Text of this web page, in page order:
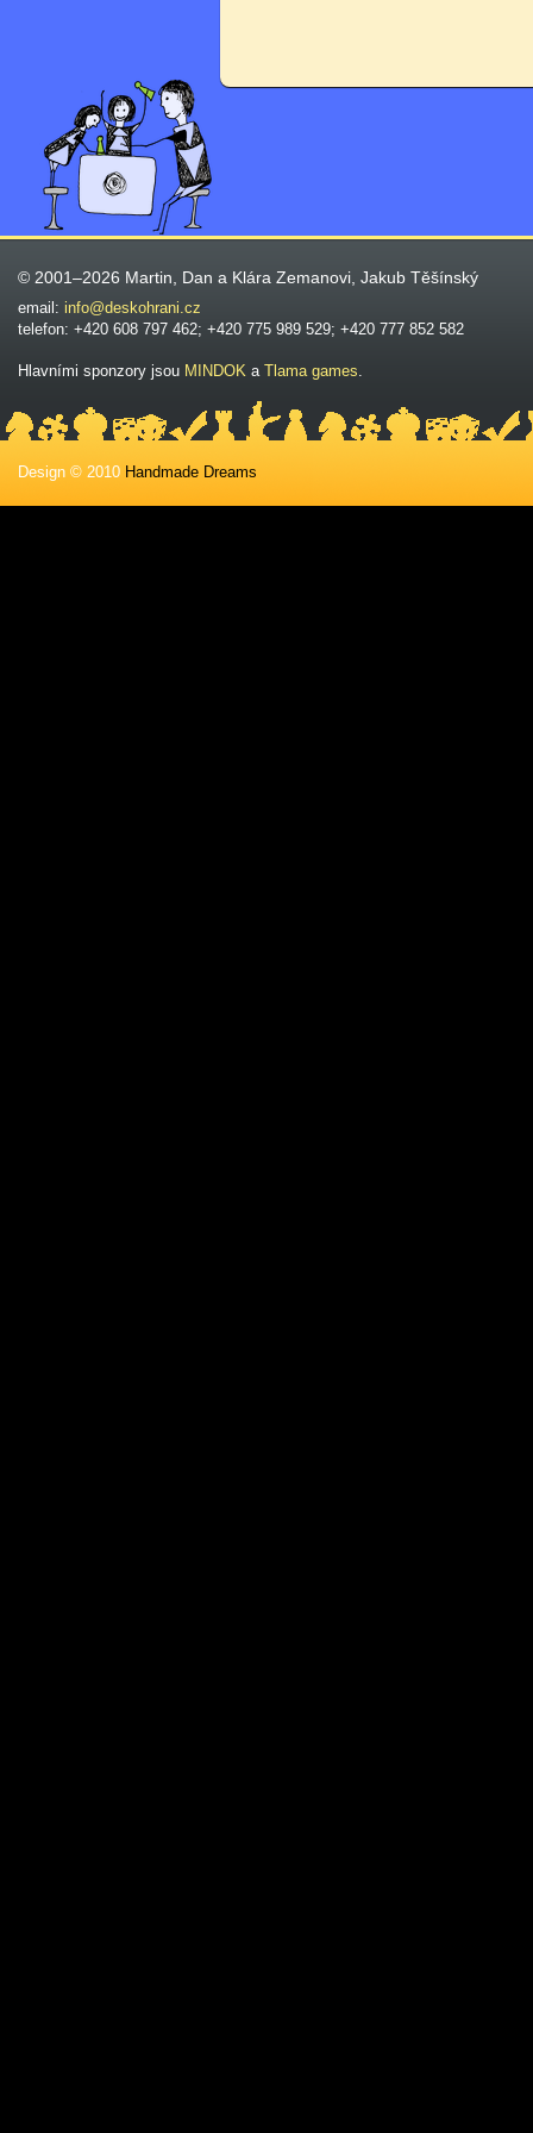
© 2001–2026 Martin, Dan a Klára Zemanovi, Jakub Těšínský
email: info@deskohrani.cz
telefon: +420 608 797 462; +420 775 989 529; +420 777 852 582
Hlavními sponzory jsou MINDOK a Tlama games.
Design © 2010 Handmade Dreams